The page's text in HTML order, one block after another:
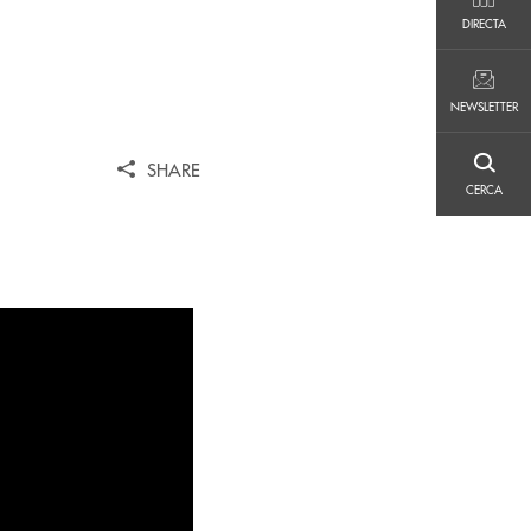
DIRECTA
NEWSLETTER
CERCA
SHARE